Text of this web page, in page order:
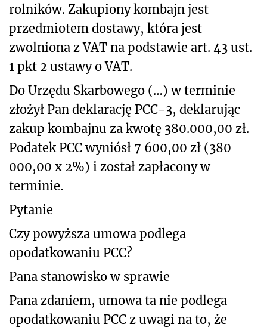
rolników. Zakupiony kombajn jest
przedmiotem dostawy, która jest
zwolniona z VAT na podstawie art. 43 ust.
1 pkt 2 ustawy o VAT.
Do Urzędu Skarbowego (…) w terminie
złożył Pan deklarację PCC-3, deklarując
zakup kombajnu za kwotę 380.000,00 zł.
Podatek PCC wyniósł 7 600,00 zł (380
000,00 x 2%) i został zapłacony w
terminie.
Pytanie
Czy powyższa umowa podlega
opodatkowaniu PCC?
Pana stanowisko w sprawie
Pana zdaniem, umowa ta nie podlega
opodatkowaniu PCC z uwagi na to, że